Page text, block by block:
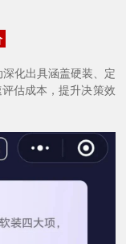
化出具涵盖硬装、定
估成本，提升决策效